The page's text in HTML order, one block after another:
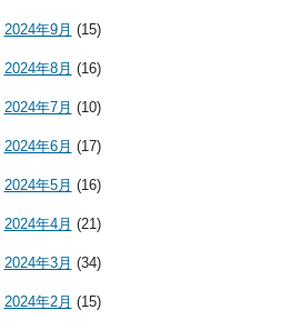
2024年9月 (15)
2024年8月 (16)
2024年7月 (10)
2024年6月 (17)
2024年5月 (16)
2024年4月 (21)
2024年3月 (34)
2024年2月 (15)